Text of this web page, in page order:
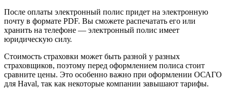
После оплаты электронный полис придет на электронную
почту в формате PDF. Вы сможете распечатать его или
хранить на телефоне — электронный полис имеет
юридическую силу.
Стоимость страховки может быть разной у разных
страховщиков, поэтому перед оформлением полиса стоит
сравните цены. Это особенно важно при оформлении ОСАГО
для Haval, так как некоторые компании завышают тарифы.